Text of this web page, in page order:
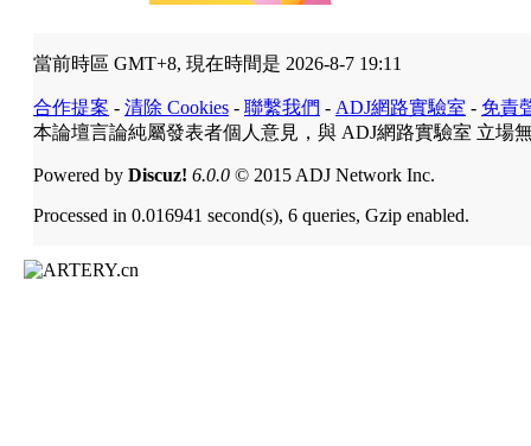
當前時區 GMT+8, 現在時間是 2026-8-7 19:11
合作提案 - 清除 Cookies - 聯繫我們 - ADJ網路實驗室 - 免責
本論壇言論純屬發表者個人意見，與 ADJ網路實驗室 立場
Powered by Discuz! 6.0.0 © 2015 ADJ Network Inc.
Processed in 0.016941 second(s), 6 queries, Gzip enabled.